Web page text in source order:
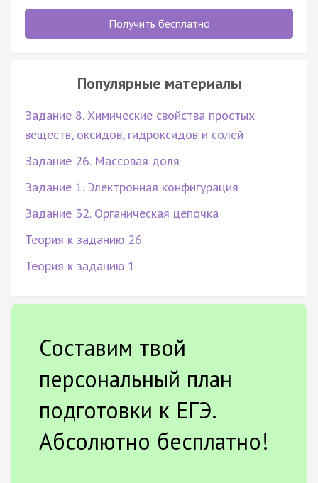
Получить бесплатно
Популярные материалы
Задание 8. Химические свойства простых
веществ, оксидов, гидроксидов и солей
Задание 26. Массовая доля
Задание 1. Электронная конфигурация
Задание 32. Органическая цепочка
Теория к заданию 26
Теория к заданию 1
Составим твой
персональный план
подготовки к ЕГЭ.
Абсолютно бесплатно!